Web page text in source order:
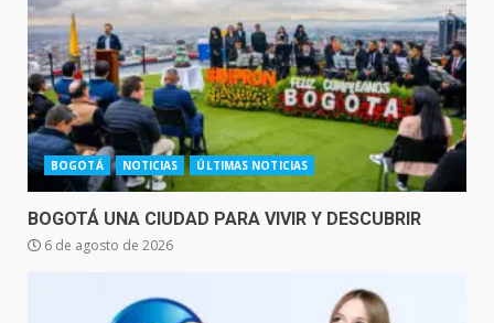
BOGOTÁ NOTICIAS ÚLTIMAS NOTICIAS
BOGOTÁ UNA CIUDAD PARA VIVIR Y DESCUBRIR
6 de agosto de 2026